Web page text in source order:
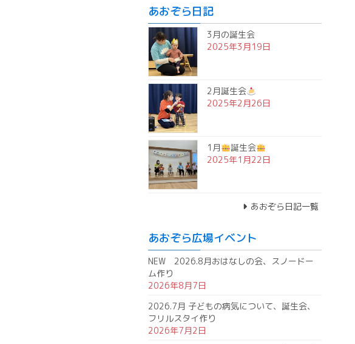
あおぞら日記
3月の誕生会
2025年3月19日
2月誕生会
2025年2月26日
1月
誕生会
2025年1月22日
あおぞら日記一覧
あおぞら広場イベント
NEW 2026.8月おはなしの会、スノードー
ム作り
2026年8月7日
2026.7月 子どもの病気について、誕生会、
フリルスタイ作り
2026年7月2日